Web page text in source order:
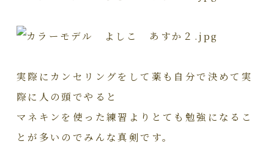
実際にカンセリングをして薬も自分で決めて実
際に人の頭でやると
マネキンを使った練習よりとても勉強になるこ
とが多いのでみんな真剣です。